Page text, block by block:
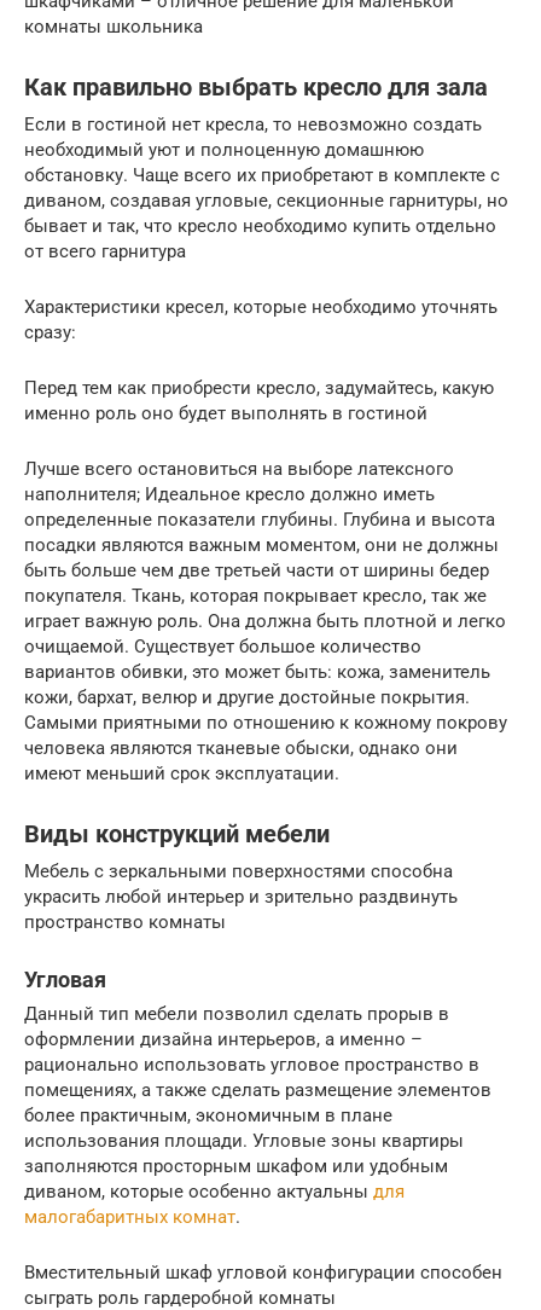
комнаты школьника
Как правильно выбрать кресло для зала
Если в гостиной нет кресла, то невозможно создать
необходимый уют и полноценную домашнюю
обстановку. Чаще всего их приобретают в комплекте с
диваном, создавая угловые, секционные гарнитуры, но
бывает и так, что кресло необходимо купить отдельно
от всего гарнитура
Характеристики кресел, которые необходимо уточнять
сразу:
Перед тем как приобрести кресло, задумайтесь, какую
именно роль оно будет выполнять в гостиной
Лучше всего остановиться на выборе латексного
наполнителя; Идеальное кресло должно иметь
определенные показатели глубины. Глубина и высота
посадки являются важным моментом, они не должны
быть больше чем две третьей части от ширины бедер
покупателя. Ткань, которая покрывает кресло, так же
играет важную роль. Она должна быть плотной и легко
очищаемой. Существует большое количество
вариантов обивки, это может быть: кожа, заменитель
кожи, бархат, велюр и другие достойные покрытия.
Самыми приятными по отношению к кожному покрову
человека являются тканевые обыски, однако они
имеют меньший срок эксплуатации.
Виды конструкций мебели
Мебель с зеркальными поверхностями способна
украсить любой интерьер и зрительно раздвинуть
пространство комнаты
Угловая
Данный тип мебели позволил сделать прорыв в
оформлении дизайна интерьеров, а именно –
рационально использовать угловое пространство в
помещениях, а также сделать размещение элементов
более практичным, экономичным в плане
использования площади. Угловые зоны квартиры
заполняются просторным шкафом или удобным
диваном, которые особенно актуальны для
малогабаритных комнат.
Вместительный шкаф угловой конфигурации способен
сыграть роль гардеробной комнаты